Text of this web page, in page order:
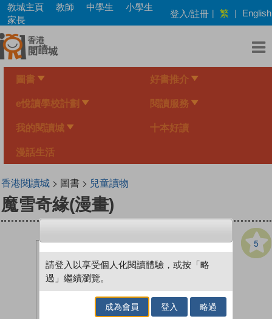
Skip
main
content
教城主頁 教師 中學生
小學生
家長
登入/註冊 | 繁 | English
圖書 好書推介
e悅讀學校計劃 閱讀服務
我的閱讀城 十本好讀
漫話生活
香港閱讀城> 圖書 > 兒童讀物
魔雪奇緣(漫畫)
5
請登入以享受個人化閱讀體驗，或按「略
過」繼續瀏覽。
成為會員 登入 略過